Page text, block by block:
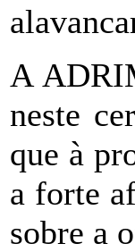
A
neste
que à
a forte
sobre a